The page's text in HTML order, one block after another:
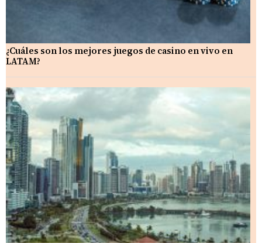
¿Cuáles son los mejores juegos de casino en vivo en
LATAM?